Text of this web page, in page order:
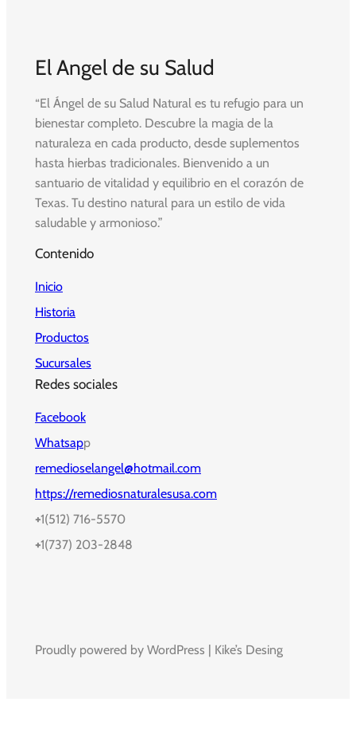
El Angel de su Salud
“El Ángel de su Salud Natural es tu refugio para un
bienestar completo. Descubre la magia de la
naturaleza en cada producto, desde suplementos
hasta hierbas tradicionales. Bienvenido a un
santuario de vitalidad y equilibrio en el corazón de
Texas. Tu destino natural para un estilo de vida
saludable y armonioso.”
Contenido
Inicio
Historia
Productos
Sucursales
Redes sociales
Facebook
Whatsapp
remedioselangel@hotmail.com
https://remediosnaturalesusa.com
+1(512) 716-5570
+1(737) 203-2848
Proudly powered by WordPress | Kike’s Desing